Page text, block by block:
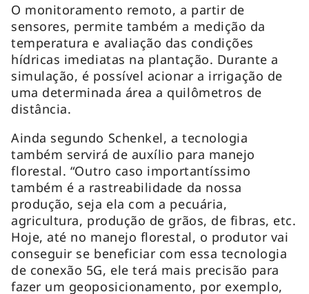
O monitoramento remoto, a partir de
sensores, permite também a medição da
temperatura e avaliação das condições
hídricas imediatas na plantação. Durante a
simulação, é possível acionar a irrigação de
uma determinada área a quilômetros de
distância.
Ainda segundo Schenkel, a tecnologia
também servirá de auxílio para manejo
florestal. “Outro caso importantíssimo
também é a rastreabilidade da nossa
produção, seja ela com a pecuária,
agricultura, produção de grãos, de fibras, etc.
Hoje, até no manejo florestal, o produtor vai
conseguir se beneficiar com essa tecnologia
de conexão 5G, ele terá mais precisão para
fazer um geoposicionamento, por exemplo,